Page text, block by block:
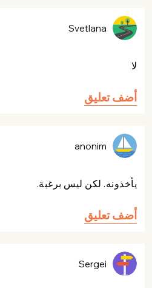
Svetlana
لا
أضف تعليق
anonim
يأخذونه. لكن ليس برغبة.
أضف تعليق
Sergei